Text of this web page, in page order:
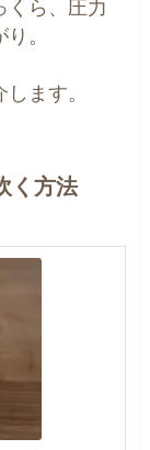
ら、圧力
。
ます。
く方法